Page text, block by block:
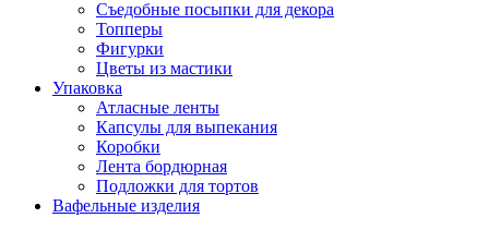
Съедобные посыпки для декора
Топперы
Фигурки
Цветы из мастики
Упаковка
Атласные ленты
Капсулы для выпекания
Коробки
Лента бордюрная
Подложки для тортов
Вафельные изделия